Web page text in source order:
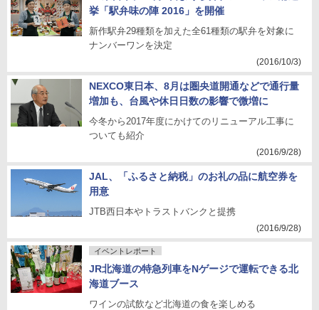
挙「駅弁味の陣 2016」を開催
新作駅弁29種類を加えた全61種類の駅弁を対象に
ナンバーワンを決定
(2016/10/3)
NEXCO東日本、8月は圏央道開通などで通行量
増加も、台風や休日日数の影響で微増に
今冬から2017年度にかけてのリニューアル工事に
ついても紹介
(2016/9/28)
JAL、「ふるさと納税」のお礼の品に航空券を
用意
JTB西日本やトラストバンクと提携
(2016/9/28)
イベントレポート
JR北海道の特急列車をNゲージで運転できる北
海道ブース
ワインの試飲など北海道の食を楽しめる